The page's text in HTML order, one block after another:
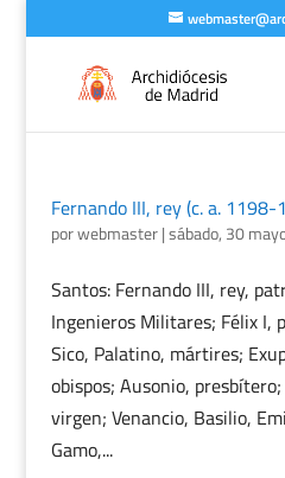
Fernando III, rey (c. a. 1198-
porwebmaster|sábado, 30
Santos: Fernando III, rey,
Ingenieros Militares; Félix I,
Sico, Palatino, mártires;
obispos; Ausonio,
virgen; Venancio, Basilio,
Gamo,...